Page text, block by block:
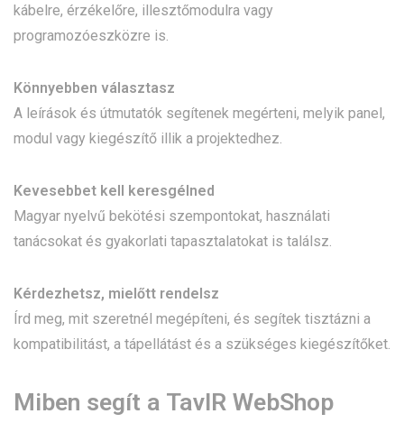
kábelre, érzékelőre, illesztőmodulra vagy
programozóeszközre is.
Könnyebben választasz
A leírások és útmutatók segítenek megérteni, melyik panel,
modul vagy kiegészítő illik a projektedhez.
Kevesebbet kell keresgélned
Magyar nyelvű bekötési szempontokat, használati
tanácsokat és gyakorlati tapasztalatokat is találsz.
Kérdezhetsz, mielőtt rendelsz
Írd meg, mit szeretnél megépíteni, és segítek tisztázni a
kompatibilitást, a tápellátást és a szükséges kiegészítőket.
Miben segít a TavIR WebShop